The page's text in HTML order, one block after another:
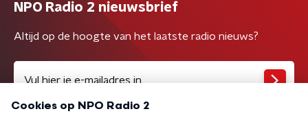
NPO Radio 2 nieuwsbrief
Altijd op de hoogte van het laatste radio nieuws?